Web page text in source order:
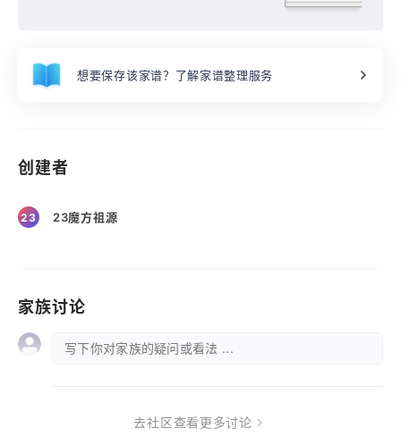
想要保存该家谱？了解家谱整理服务
创建者
23 23魔方祖源
家族讨论
写下你对家族的疑问或看法 ...
去社区查看更多讨论